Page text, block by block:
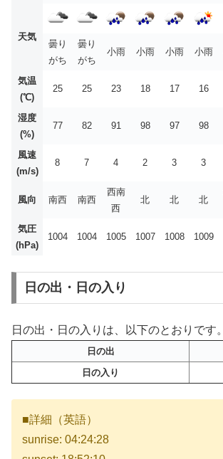
天気
曇り
がち
曇り
がち
小雨 小雨 小雨 小雨
気温
(℃)
25 25 23 18 17 16
湿度
(%)
77 82 91 98 97 98
風速
(m/s)
8 7 4 2 3 3
風向 南西 南西
西南
西
北 北 北
気圧
(hPa)
1004 1004 1005 1007 1008 1009
日の出・日の入り
日の出・日の入りは、以下のとおりです。
日の出
日の入り
■詳細（英語）
sunrise: 04:24:28